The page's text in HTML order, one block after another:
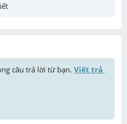
câu trả lời từ bạn. Viết trả